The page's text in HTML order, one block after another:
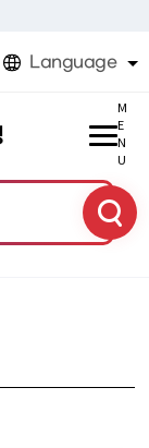
Language
M
E
N
U